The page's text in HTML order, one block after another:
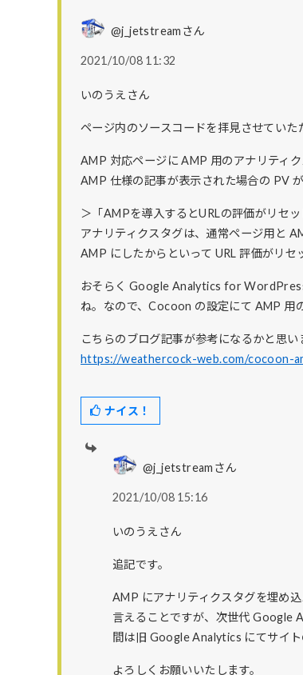
@j_jetstreamさん
2021/10/08 11:32
いのうえさん
ページ内のソースコードを拝見させていた
AMP 対応ページに AMP 用のアナリティ
AMP 仕様の記事が表示された場合の PV
＞「AMPを導入するとURLの評価がリセッ
アナリティクスタグは、通常ページ用と
AMP にしたからといって URL 評価がリセ
おそらく Google Analytics for
ね。なので、Cocoon の設定にて AMP 用
こちらのブログ記事が参考になるかと思い
https://weathercock-web.com/cocoon-
ナイス！
@j_jetstreamさん
2021/10/08 15:16
いのうえさん
追記です。
AMP にアナリティクスタグを埋め
言えることですが、次世代 Google
間は旧 Google Analytics にてサイト
よろしくお願いいたします。